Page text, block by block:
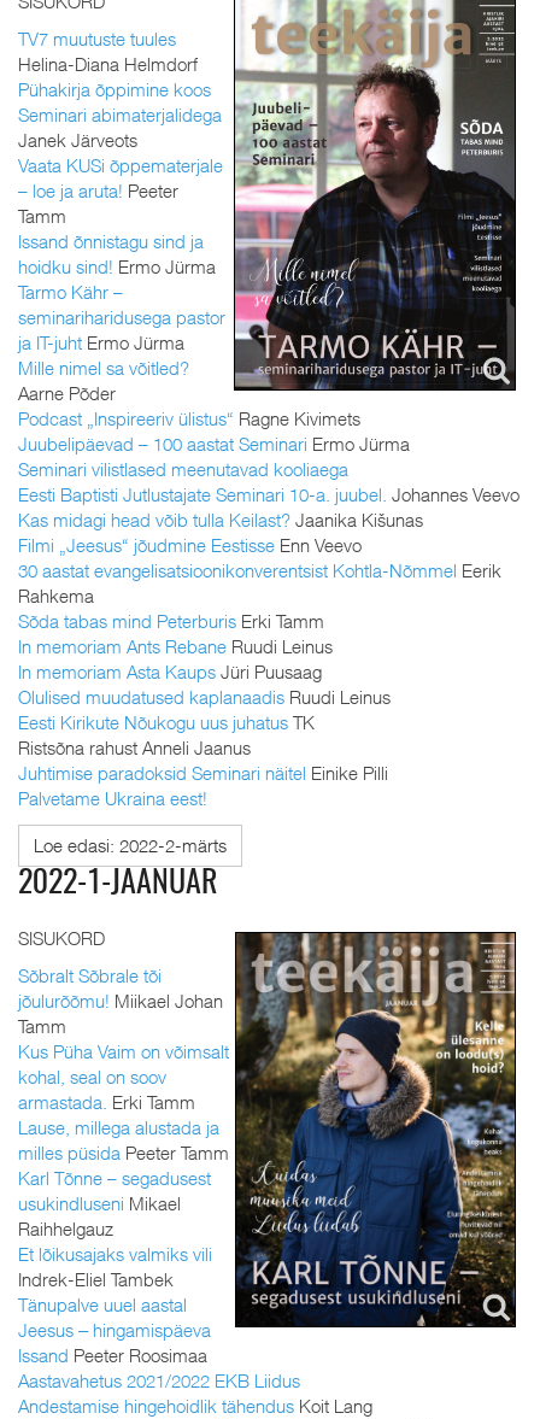
TV7 muutuste tuules
Helina-Diana Helmdorf
Pühakirja õppimine koos
Seminari abimaterjalidega
Janek Järveots
Vaata KUSi õppematerjale
– loe ja aruta! Peeter
Tamm
Issand õnnistagu sind ja
hoidku sind! Ermo Jürma
Tarmo Kähr –
seminariharidusega pastor
ja IT-juht Ermo Jürma
Mille nimel sa võitled?
Aarne Põder
Podcast „Inspireeriv ülistus“ Ragne Kivimets
Juubelipäevad – 100 aastat Seminari Ermo Jürma
Seminari vilistlased meenutavad kooliaega
Eesti Baptisti Jutlustajate Seminari 10-a. juubel. Johannes Veevo
Kas midagi head võib tulla Keilast? Jaanika Kišunas
Filmi „Jeesus“ jõudmine Eestisse Enn Veevo
30 aastat evangelisatsioonikonverentsist Kohtla-Nõmmel Eerik
Rahkema
Sõda tabas mind Peterburis Erki Tamm
In memoriam Ants Rebane Ruudi Leinus
In memoriam Asta Kaups Jüri Puusaag
Olulised muudatused kaplanaadis Ruudi Leinus
Eesti Kirikute Nõukogu uus juhatus TK
Ristsõna rahust Anneli Jaanus
Juhtimise paradoksid Seminari näitel Einike Pilli
Palvetame Ukraina eest!
Loe edasi: 2022-2-märts
2022-1-JAANUAR
SISUKORD
Sõbralt Sõbrale tõi
jõulurõõmu! Miikael Johan
Tamm
Kus Püha Vaim on võimsalt
kohal, seal on soov
armastada. Erki Tamm
Lause, millega alustada ja
milles püsida Peeter Tamm
Karl Tõnne – segadusest
usukindluseni Mikael
Raihhelgauz
Et lõikusajaks valmiks vili
Indrek-Eliel Tambek
Tänupalve uuel aastal
Jeesus ‒ hingamispäeva
Issand Peeter Roosimaa
Aastavahetus 2021/2022 EKB Liidus
Andestamise hingehoidlik tähendus Koit Lang